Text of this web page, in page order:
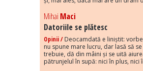
Mihai Maci
Datoriile se plătesc
Opinii / Deocamdată e liniștit:
nu spune mare lucru, dar lasă să
trebuie, dă din mâini și se uită
pătrunjelul în supă: nici în plus, nici